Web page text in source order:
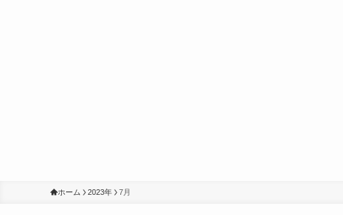
ホーム 2023年 7月